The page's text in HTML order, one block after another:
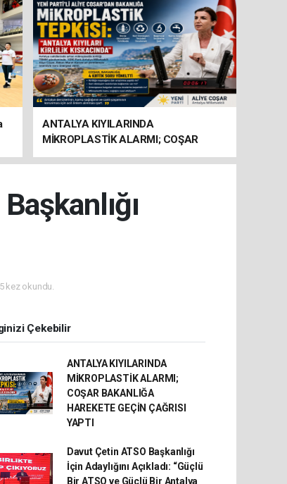
ANTALYA KIYILARINDA
MİKROPLASTİK ALARMI; COŞAR
BAKANLIĞA HAREKETE GEÇİN
kez okundu.
Çekebilir
ANTALYA KIYILARINDA
MİKROPLASTİK ALARMI;
COŞAR BAKANLIĞA
HAREKETE GEÇİN ÇAĞRISI
YAPTI
Davut Çetin ATSO Başkanlığı
İçin Adaylığını Açıkladı: “Güçlü
Bir ATSO ve Güçlü Bir Antalya